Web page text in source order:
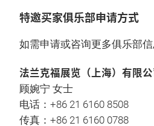
特邀买家俱乐部申请方式
如需申请或咨询更多俱乐部信
法兰克福展览（上海）有限
顾婉宁 女士
电话：+86 21 6160 8508
传真：+86 21 6160 0788